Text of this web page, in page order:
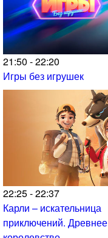
21:50 - 22:20
Игры без игрушек
22:25 - 22:37
Карли – искательница
приключений. Древнее